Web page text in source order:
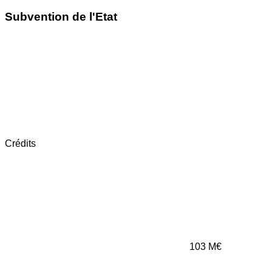
Subvention de l'Etat
Crédits
103 M€